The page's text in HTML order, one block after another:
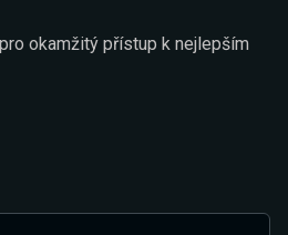
okamžitý přístup k nejlepším